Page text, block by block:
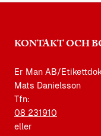
KONTAKT OCH
Er Man AB/
Mats Danielsson
Tfn:
08 231910
eller